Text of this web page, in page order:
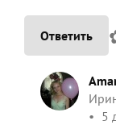
Ответить
5